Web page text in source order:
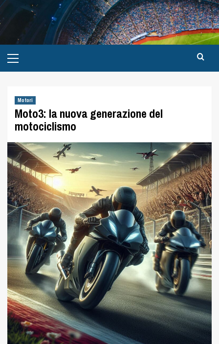
Motori
Moto3: la nuova generazione del
motociclismo